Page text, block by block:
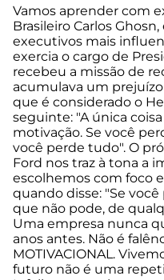
Vamos aprender com
Brasileiro Carlos
executivos mais
exercia o cargo de
recebeu a missão de
acumulava um prejuízo
que é considerado o
seguinte: "A única
motivação. Se você
você perde tudo". O
Ford nos traz à tona a
escolhemos com foco
quando disse: "Se
que não pode, de
Uma empresa nunca
anos antes. Não é
MOTIVACIONAL.
futuro não é uma